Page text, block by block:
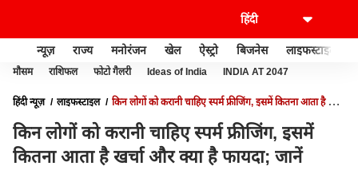
न्यूज़ राज्य मनोरंजन खेल ऐस्ट्रो बिजनेस लाइफस्टाइल
मौसम राशिफल फोटो गैलरी Ideas of India INDIA AT 2047
हिंदी न्यूज़ लाइफस्टाइल
किन लोगों को करानी चाहिए स्पर्म फ्रीजिंग, इसमें कितना आता है खर्चा
किन लोगों को करानी चाहिए स्पर्म फ्रीजिंग, इसमें
कितना आता है खर्चा और क्या है फायदा; जानें